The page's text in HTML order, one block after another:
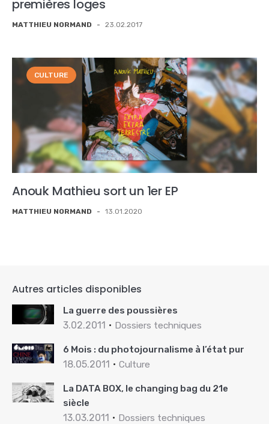
premières loges
MATTHIEU NORMAND - 23.02.2017
CULTURE
Anouk Mathieu sort un 1er EP
MATTHIEU NORMAND - 13.01.2020
Autres articles disponibles
La guerre des poussières
3.02.2011 Dossiers techniques
6 Mois : du photojournalisme à l’état pur
18.05.2011 Culture
La DATA BOX, le changing bag du 21e
siècle
13.03.2011 Dossiers techniques